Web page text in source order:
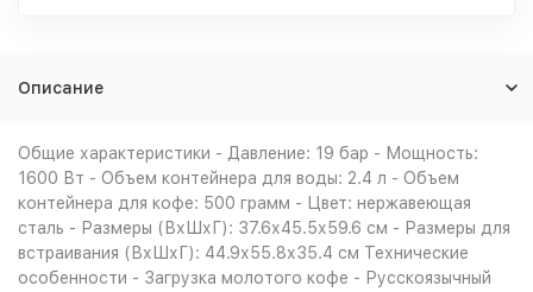
Описание
Общие характеристики - Давление: 19 бар - Мощность:
1600 Вт - Объем контейнера для воды: 2.4 л - Объем
контейнера для кофе: 500 грамм - Цвет: нержавеющая
сталь - Размеры (ВхШхГ): 37.6х45.5х59.6 см - Размеры для
встраивания (ВхШхГ): 44.9х55.8х35.4 см Технические
особенности - Загрузка молотого кофе - Русскоязычный